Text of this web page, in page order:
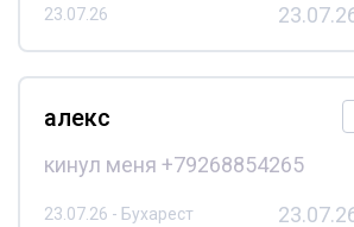
23.07.26
алекс
кинул меня +79268854265
23.07.26 - Бухарест